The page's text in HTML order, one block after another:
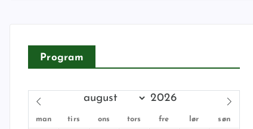
Program
man tirs ons tors fre lør søn